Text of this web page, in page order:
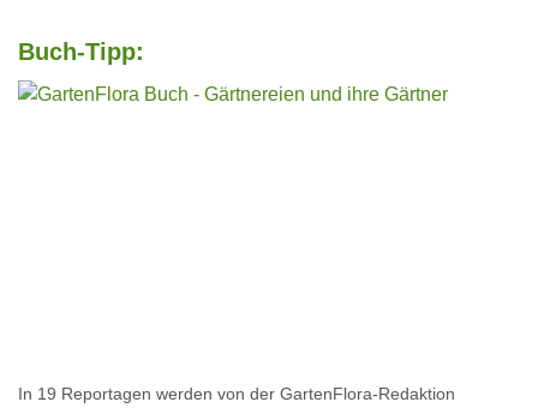
Buch-Tipp:
In 19 Reportagen werden von der GartenFlora-Redaktion